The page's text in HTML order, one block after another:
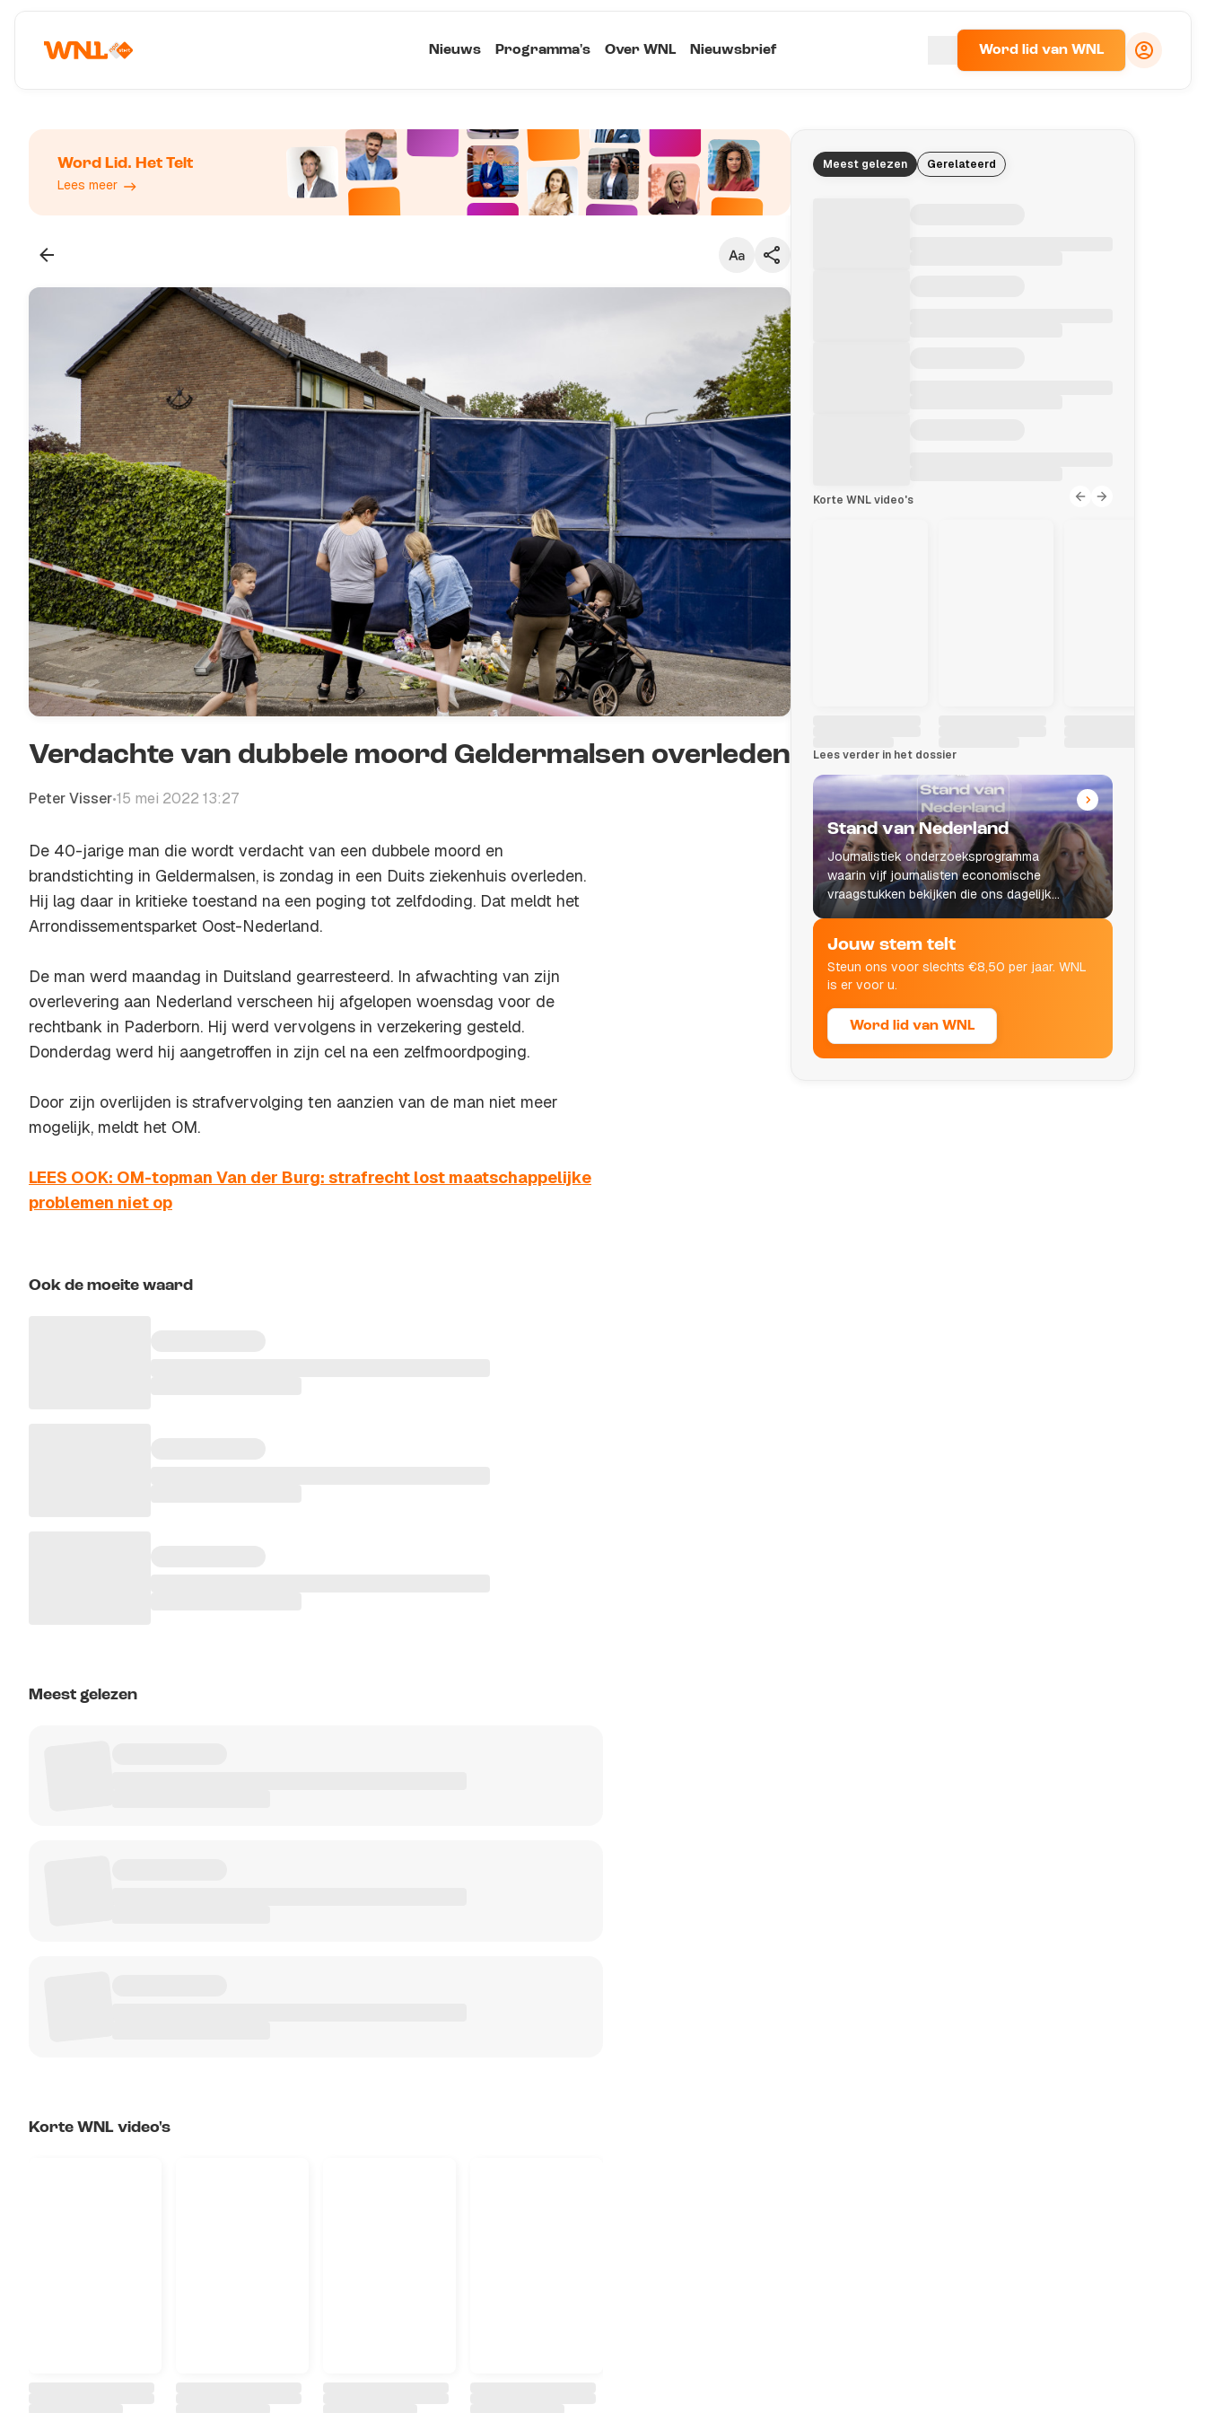
Nieuws Programma's Over WNL Nieuwsbrief Word lid van WNL
Word Lid. Het Telt
Lees meer
Standaard
Verdachte van dubbele moord Geldermalsen overleden
Peter Visser•15 mei 2022 13:27
De 40-jarige man die wordt verdacht van een dubbele moord en
brandstichting in Geldermalsen, is zondag in een Duits ziekenhuis overleden.
Hij lag daar in kritieke toestand na een poging tot zelfdoding. Dat meldt het
Arrondissementsparket Oost-Nederland.
De man werd maandag in Duitsland gearresteerd. In afwachting van zijn
overlevering aan Nederland verscheen hij afgelopen woensdag voor de
rechtbank in Paderborn. Hij werd vervolgens in verzekering gesteld.
Donderdag werd hij aangetroffen in zijn cel na een zelfmoordpoging.
Door zijn overlijden is strafvervolging ten aanzien van de man niet meer
mogelijk, meldt het OM.
LEES OOK: OM-topman Van der Burg: strafrecht lost maatschappelijke
problemen niet op
Ook de moeite waard
Meest gelezen
Korte WNL video's
Meest gelezen Gerelateerd
Korte WNL video's
Lees verder in het dossier
Stand van Nederland
Journalistiek onderzoeksprogramma
waarin vijf journalisten economische
vraagstukken bekijken die ons dagelijks
leven raken.
Jouw stem telt
Steun ons voor slechts €8,50 per jaar. WNL
is er voor u.
Word lid van WNL